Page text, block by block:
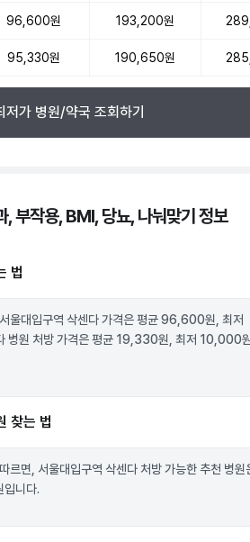
96,600원 193,200원
95,330원 190,650원
저가 병원/약국 조회하기
, 부작용, BMI, 당뇨, 나눠맞기 정보
법
울대입구역 삭센다 가격은 평균 96,600원, 최저
병원 처방 가격은 평균 19,330원, 최저 10,000
찾는 법
르면, 서울대입구역 삭센다 처방 가능한 추천 병원
입니다.